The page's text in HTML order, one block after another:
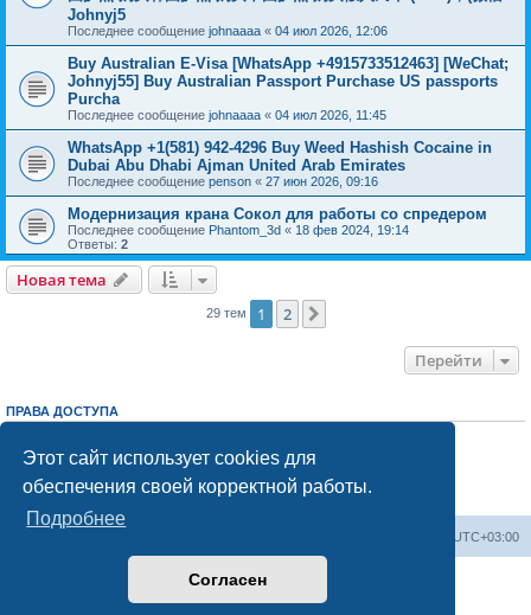
Этот сайт использует cookies для
обеспечения своей корректной работы.
Подробнее
Согласен
Johnyj5
Последнее сообщение johnaaaa « 04 июл 2026, 12:06
Buy Australian E-Visa [WhatsApp +4915733512463] [WeChat;
Johnyj55] Buy Australian Passport Purchase US passports
Purcha
Последнее сообщение johnaaaa « 04 июл 2026, 11:45
WhatsApp +1(581) 942-4296 Buy Weed Hashish Cocaine in
Dubai Abu Dhabi Ajman United Arab Emirates
Последнее сообщение penson « 27 июн 2026, 09:16
Модернизация крана Сокол для работы со спредером
Последнее сообщение Phantom_3d « 18 фев 2024, 19:14
Ответы: 2
Новая тема
29 тем 1 2
Перейти
ПРАВА ДОСТУПА
Выне можетеотвечать на сообщения
Выне можетередактировать свои сообщения
Выне можетеудалять свои сообщения
добавлять вложения
UTC+03:00
Создано на основеphpBB® Forum Software © phpBB Limited
Русская поддержка phpBB